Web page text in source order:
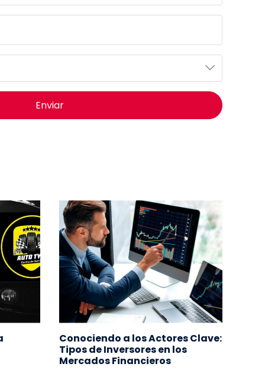
Enviar
Conociendo a los Actores Clave:
Tipos de Inversores en los
Mercados Financieros